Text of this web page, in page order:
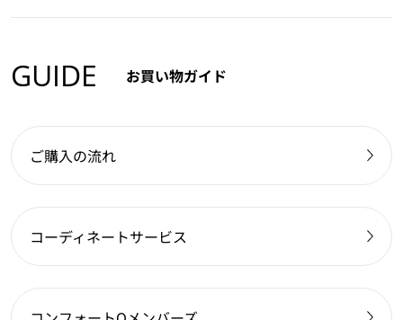
GUIDE お買い物ガイド
ご購入の流れ
コーディネートサービス